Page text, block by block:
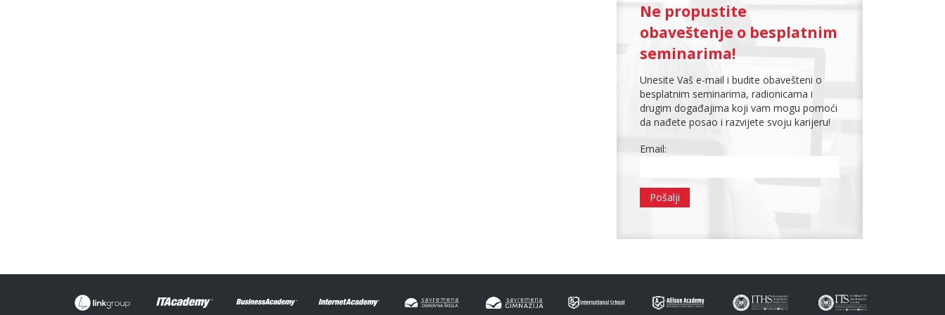
Ne propustite
obaveštenje o besplatnim
seminarima!
Unesite Vaš e-mail i budite obavešteni o
besplatnim seminarima, radionicama i
drugim događajima koji vam mogu pomoći
da nađete posao i razvijete svoju karijeru!
Email: